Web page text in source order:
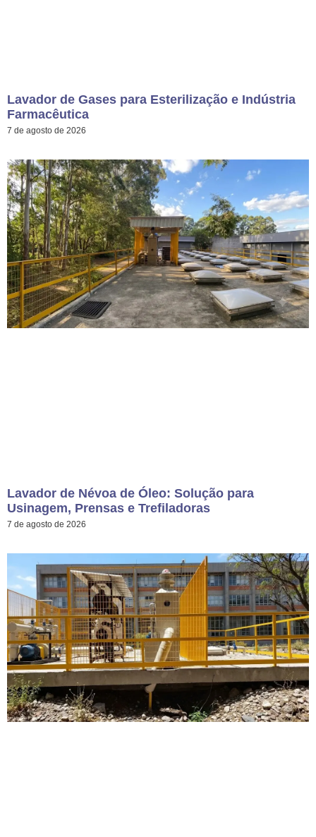
Lavador de Gases para Esterilização e Indústria
Farmacêutica
7 de agosto de 2026
Lavador de Névoa de Óleo: Solução para
Usinagem, Prensas e Trefiladoras
7 de agosto de 2026